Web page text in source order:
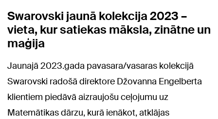
Swarovski jaunā kolekcija 2023 –
vieta, kur satiekas māksla, zinātne un
maģija
Jaunajā 2023.gada pavasara/vasaras kolekcijā
Swarovski radošā direktore Džovanna Engelberta
klientiem piedāvā aizraujošu ceļojumu uz
Matemātikas dārzu, kurā ienākot, atklājas